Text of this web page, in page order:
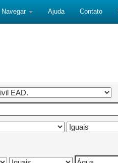
Navegar Ajuda Contato